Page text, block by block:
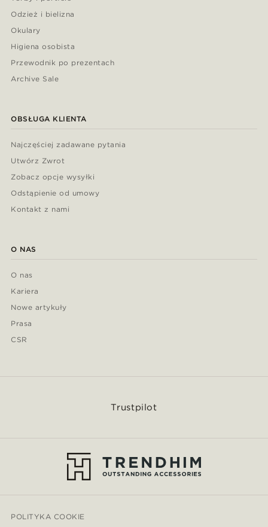
Odzież i bielizna
Okulary
Higiena osobista
Przewodnik po prezentach
Archive Sale
OBSŁUGA KLIENTA
Najczęściej zadawane pytania
Utwórz Zwrot
Zobacz opcje wysyłki
Odstąpienie od umowy
Kontakt z nami
O NAS
O nas
Kariera
Nowe artykuły
Prasa
CSR
Trustpilot
POLITYKA COOKIE